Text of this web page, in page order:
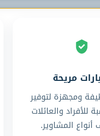
مريحة
ومجهزة لتوفير
للأفراد والعائلات
المشاوير.